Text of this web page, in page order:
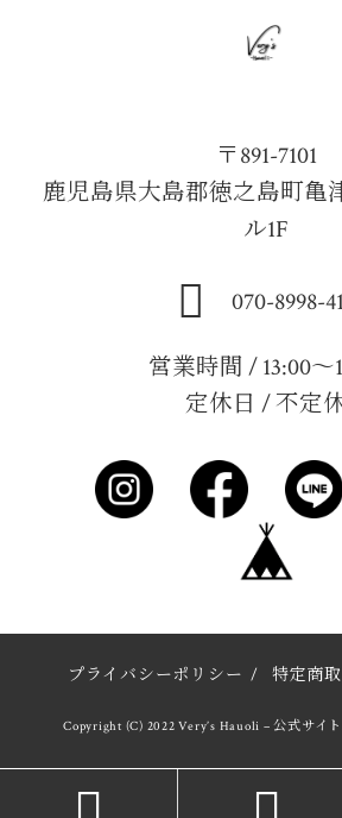
〒891-7101
鹿児島県大島郡徳之島町亀
ル1F
070-8998-
営業時間 / 13:00～
定休日 / 不定
プライバシーポリシー / 特定商
Copyright (C) 2022 Very’s Hauoli – 公式サイ